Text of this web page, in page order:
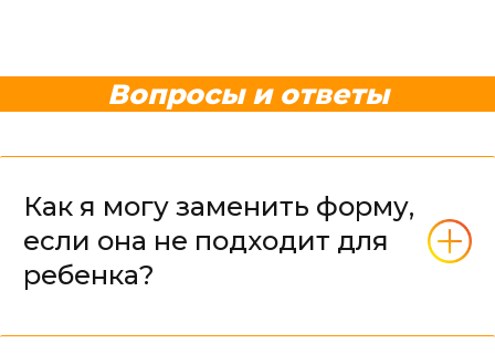
Вопросы и ответы
Как я могу заменить форму,
если она не подходит для
ребенка?